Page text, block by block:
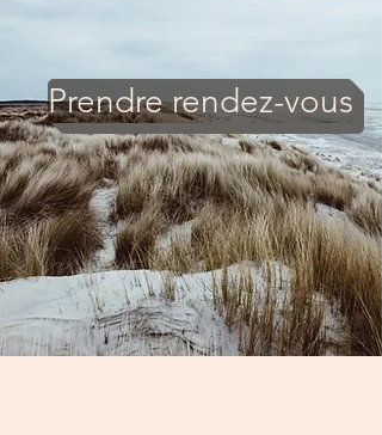
Prendre rendez-vous